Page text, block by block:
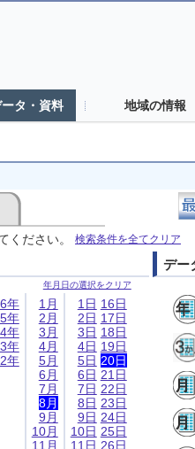
タ・資料 地域の情報
ください。 検索条件を全てクリア
年月日の選択をクリア
年
年
年
年
年
1月
2月
3月
4月
5月
6月
7月
8月
9月
10月
11月
1日
2日
3日
4日
5日
6日
7日
8日
9日
10日
11日
16日
17日
18日
19日
20日
21日
22日
23日
24日
25日
26日
デー